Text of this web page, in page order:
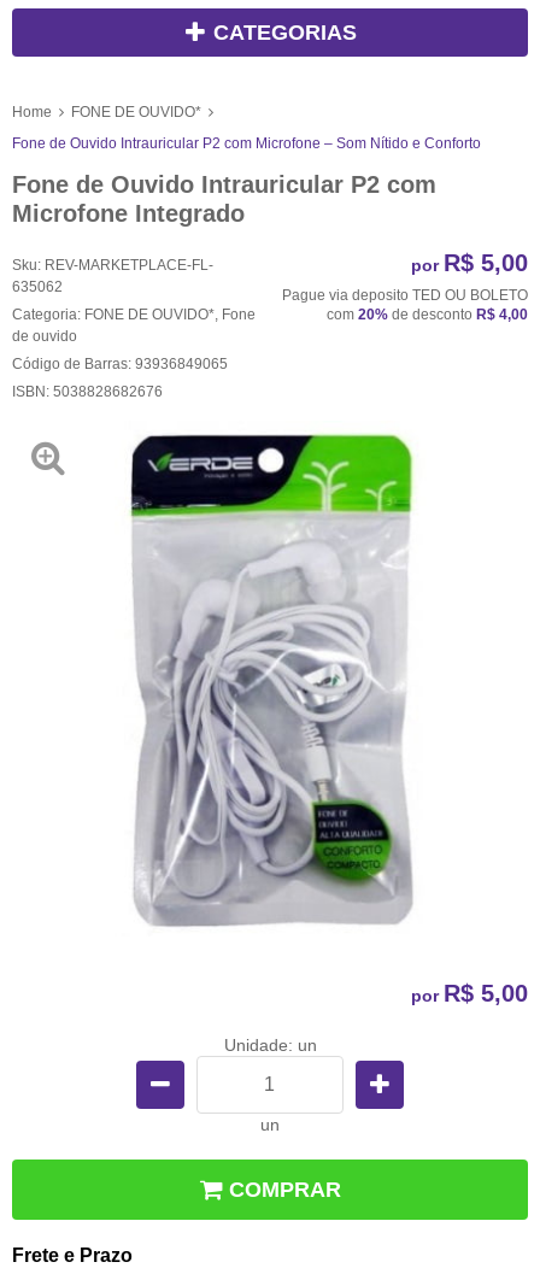
CATEGORIAS
Home
FONE DE OUVIDO*
Fone de Ouvido Intrauricular P2 com Microfone – Som Nítido e Conforto
Fone de Ouvido Intrauricular P2 com
Microfone Integrado
Sku: REV-MARKETPLACE-FL-
635062
Categoria: FONE DE OUVIDO* Fone
de ouvido
Código de Barras: 93936849065
ISBN: 5038828682676
por R$ 5,00
Pague via deposito TED OU BOLETO
com 20% de desconto R$ 4,00
por R$ 5,00
Unidade: un
un
COMPRAR
Frete e Prazo